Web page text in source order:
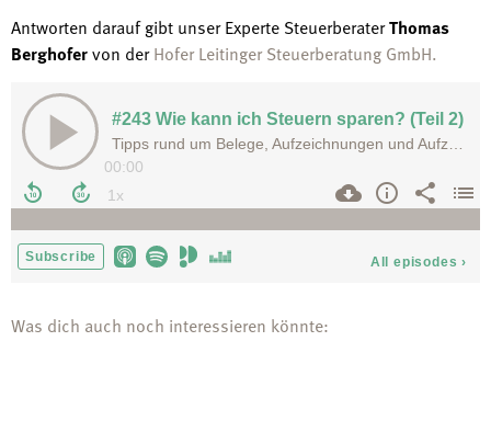
Antworten darauf gibt unser Experte SteuerberaterThomas
Berghofervon derHofer Leitinger Steuerberatung GmbH.
Was dich auch noch interessieren könnte: